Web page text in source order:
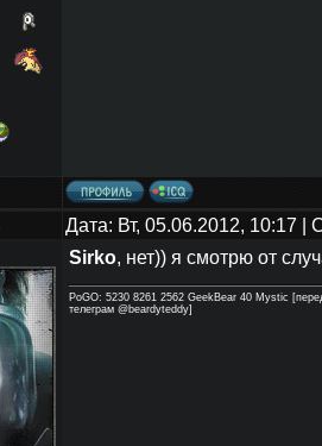
Дата: Вт, 05.06.2012, 10:17
Sirko, нет)) я смотрю от
PoGO: 5230 8261 2562 GeekBear 40 Mystic
телеграм @beardyteddy]